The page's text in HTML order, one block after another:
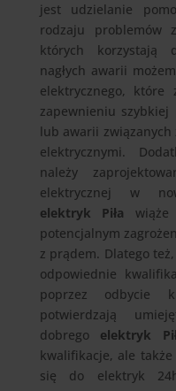
jest udzielanie
rodzaju problemów
których korzystają
nagłych awarii
elektrycznego, które
zapewnieniu
lub awarii
elektrycznymi.
należy
elektrycznej w
elektryk Piła
potencjalnym
z prądem. Dlatego
odpowiednie
poprzez odbycie
potwierdzają
dobrego elektryk
kwalifikacje, ale
się do elektryk